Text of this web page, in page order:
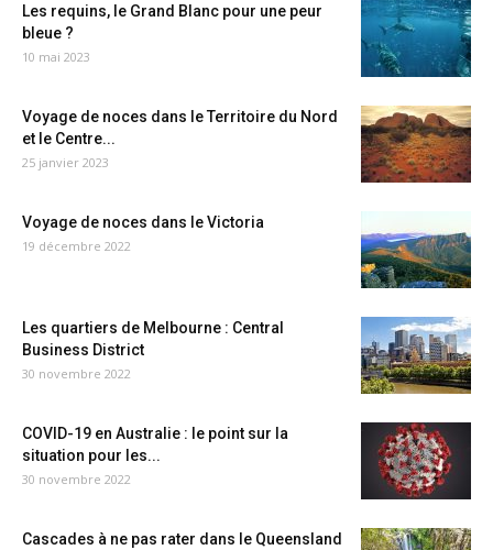
Les requins, le Grand Blanc pour une peur
bleue ?
10 mai 2023
Voyage de noces dans le Territoire du Nord
et le Centre...
25 janvier 2023
Voyage de noces dans le Victoria
19 décembre 2022
Les quartiers de Melbourne : Central
Business District
30 novembre 2022
COVID-19 en Australie : le point sur la
situation pour les...
30 novembre 2022
Cascades à ne pas rater dans le Queensland